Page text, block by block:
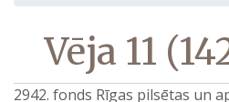
Vēja 11
2942. fonds Rīgas pilsētas un